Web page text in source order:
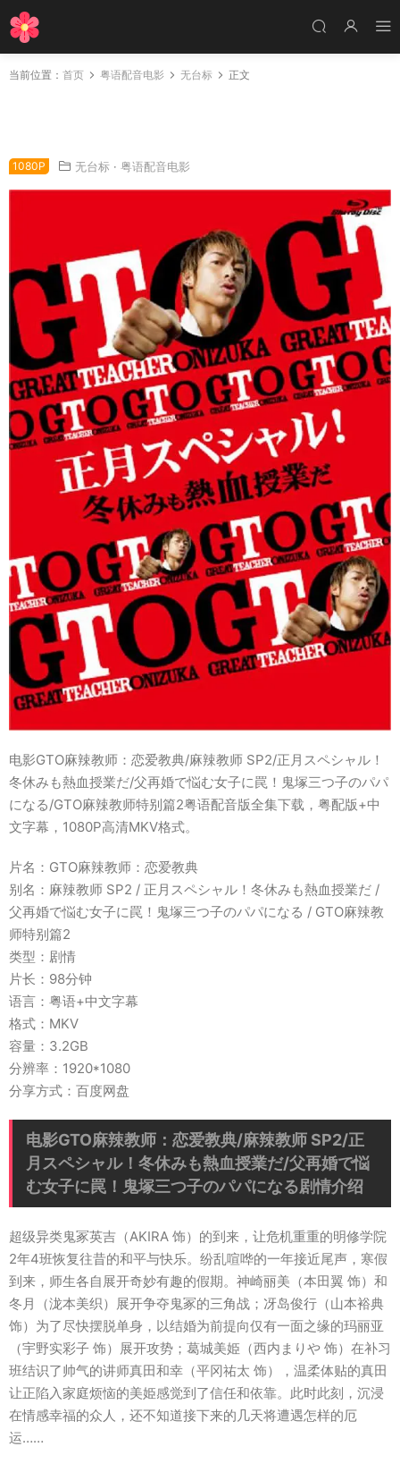
当前位置： 首页 粤语配音电影 无台标 正文
1080P 无台标 · 粤语配音电影
电影GTO麻辣教师：恋爱教典/麻辣教师 SP2/正月スペシャル！
冬休みも熱血授業だ/父再婚で悩む女子に罠！鬼塚三つ子のパパ
になる/GTO麻辣教师特别篇2粤语配音版全集下载，粤配版+中
文字幕，1080P高清MKV格式。
片名：GTO麻辣教师：恋爱教典
别名：麻辣教师 SP2 / 正月スペシャル！冬休みも熱血授業だ /
父再婚で悩む女子に罠！鬼塚三つ子のパパになる / GTO麻辣教
师特别篇2
类型：剧情
片长：98分钟
语言：粤语+中文字幕
格式：MKV
容量：3.2GB
分辨率：1920*1080
分享方式：百度网盘
电影GTO麻辣教师：恋爱教典/麻辣教师 SP2/正
月スペシャル！冬休みも熱血授業だ/父再婚で悩
む女子に罠！鬼塚三つ子のパパになる剧情介绍
超级异类鬼冢英吉（AKIRA 饰）的到来，让危机重重的明修学院
2年4班恢复往昔的和平与快乐。纷乱喧哗的一年接近尾声，寒假
到来，师生各自展开奇妙有趣的假期。神崎丽美（本田翼 饰）和
冬月（泷本美织）展开争夺鬼冢的三角战；冴岛俊行（山本裕典
饰）为了尽快摆脱单身，以结婚为前提向仅有一面之缘的玛丽亚
（宇野实彩子 饰）展开攻势；葛城美姫（西内まりや 饰）在补习
班结识了帅气的讲师真田和幸（平冈祐太 饰），温柔体贴的真田
让正陷入家庭烦恼的美姫感觉到了信任和依靠。此时此刻，沉浸
在情感幸福的众人，还不知道接下来的几天将遭遇怎样的厄
运……